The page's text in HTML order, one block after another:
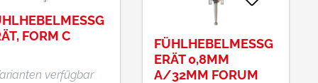
und
Lieferung: Im Etui.
FORM C
verfügbar
FÜHLHEBELMESSG
ERÄT 0,8MM
A/32MM FORUM